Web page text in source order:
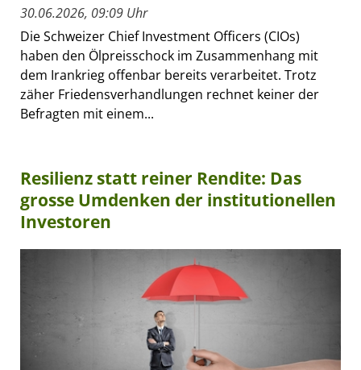
30.06.2026, 09:09 Uhr
Die Schweizer Chief Investment Officers (CIOs)
haben den Ölpreisschock im Zusammenhang mit
dem Irankrieg offenbar bereits verarbeitet. Trotz
zäher Friedensverhandlungen rechnet keiner der
Befragten mit einem...
Resilienz statt reiner Rendite: Das
grosse Umdenken der institutionellen
Investoren